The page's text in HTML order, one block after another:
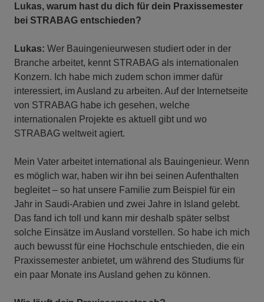
Lukas, warum hast du dich für dein Praxissemester
bei STRABAG entschieden?
Lukas: Wer Bauingenieurwesen studiert oder in der
Branche arbeitet, kennt STRABAG als internationalen
Konzern. Ich habe mich zudem schon immer dafür
interessiert, im Ausland zu arbeiten. Auf der Internetseite
von STRABAG habe ich gesehen, welche
internationalen Projekte es aktuell gibt und wo
STRABAG weltweit agiert.
Mein Vater arbeitet international als Bauingenieur. Wenn
es möglich war, haben wir ihn bei seinen Aufenthalten
begleitet – so hat unsere Familie zum Beispiel für ein
Jahr in Saudi-Arabien und zwei Jahre in Island gelebt.
Das fand ich toll und kann mir deshalb später selbst
solche Einsätze im Ausland vorstellen. So habe ich mich
auch bewusst für eine Hochschule entschieden, die ein
Praxissemester anbietet, um während des Studiums für
ein paar Monate ins Ausland gehen zu können.